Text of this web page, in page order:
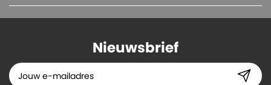
Nieuwsbrief